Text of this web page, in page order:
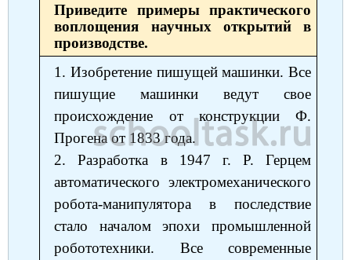
Приведите примеры практического
воплощения научных открытий в
производстве.
1. Изобретение пишущей машинки. Все
пишущие машинки ведут свое
происхождение от конструкции Ф.
Прогена от 1833 года.
2. Разработка в 1947 г. Р. Герцем
автоматического электромеханического
робота-манипулятора в последствие
стало началом эпохи промышленной
робототехники. Все современные